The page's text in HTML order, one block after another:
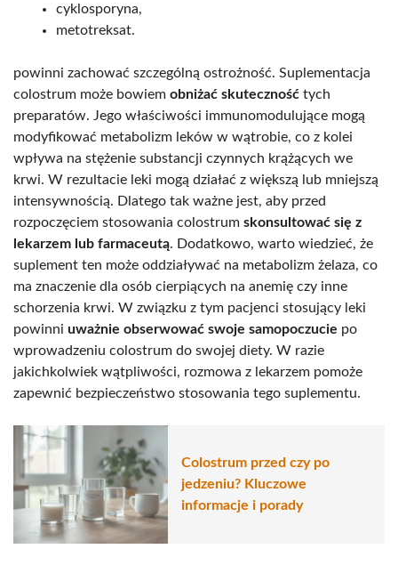
cyklosporyna,
metotreksat.
powinni zachować szczególną ostrożność. Suplementacja
colostrum może bowiem obniżać skuteczność tych
preparatów. Jego właściwości immunomodulujące mogą
modyfikować metabolizm leków w wątrobie, co z kolei
wpływa na stężenie substancji czynnych krążących we
krwi. W rezultacie leki mogą działać z większą lub mniejszą
intensywnością. Dlatego tak ważne jest, aby przed
rozpoczęciem stosowania colostrum skonsultować się z
lekarzem lub farmaceutą. Dodatkowo, warto wiedzieć, że
suplement ten może oddziaływać na metabolizm żelaza, co
ma znaczenie dla osób cierpiących na anemię czy inne
schorzenia krwi. W związku z tym pacjenci stosujący leki
powinni uważnie obserwować swoje samopoczucie po
wprowadzeniu colostrum do swojej diety. W razie
jakichkolwiek wątpliwości, rozmowa z lekarzem pomoże
zapewnić bezpieczeństwo stosowania tego suplementu.
Colostrum przed czy po
jedzeniu? Kluczowe
informacje i porady